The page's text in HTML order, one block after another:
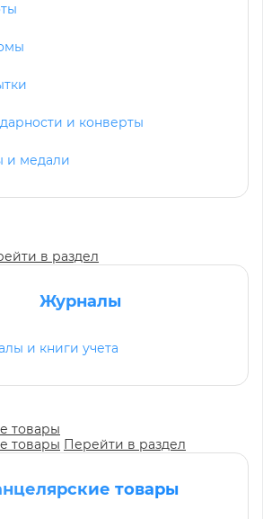
и конверты
и медали
в раздел
Журналы
и книги учета
товары
товары Перейти в раздел
товары